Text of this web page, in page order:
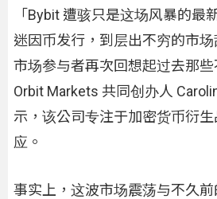
「Bybit 遭骇只是这场风暴的最
迷因币发行，到层出不穷的市
市场参与者再次回想起过去那些
Orbit Markets 共同创办人
示，该公司专注于加密货币衍
应。
事实上，这波市场震荡与不久